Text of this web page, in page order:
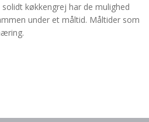
køkkengrej har de mulighed
under et måltid. Måltider som